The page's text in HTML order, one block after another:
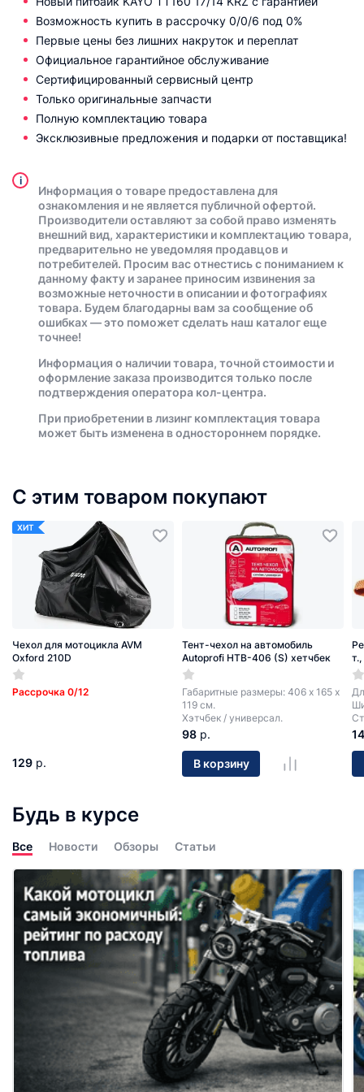
Возможность купить в рассрочку 0/0/6 под 0%
Первые цены без лишних накруток и переплат
Официальное гарантийное обслуживание
Сертифицированный сервисный центр
Только оригинальные запчасти
Полную комплектацию товара
Эксклюзивные предложения и подарки от поставщика!
i
Информация о товаре предоставлена для
ознакомления и не является публичной офертой.
Производители оставляют за собой право изменять
внешний вид, характеристики и комплектацию товара,
предварительно не уведомляя продавцов и
потребителей. Просим вас отнестись с пониманием к
данному факту и заранее приносим извинения за
возможные неточности в описании и фотографиях
товара. Будем благодарны вам за сообщение об
ошибках — это поможет сделать наш каталог еще
точнее!
Информация о наличии товара, точной стоимости и
оформление заказа производится только после
подтверждения оператора кол-центра.
При приобретении в лизинг комплектация товара
может быть изменена в одностороннем порядке.
С этим товаром покупают
ХИТ
Чехол для мотоцикла AVM
Oxford 210D
Рассрочка 0/12
129 р.
Тент-чехол на автомобиль
Autoprofi HTB-406 (S) хетчбек
Габаритные размеры: 406 х 165 х
119 см.
Хэтчбек / универсал.
98 р.
В корзину
14
Будь в курсе
Все Новости Обзоры Статьи